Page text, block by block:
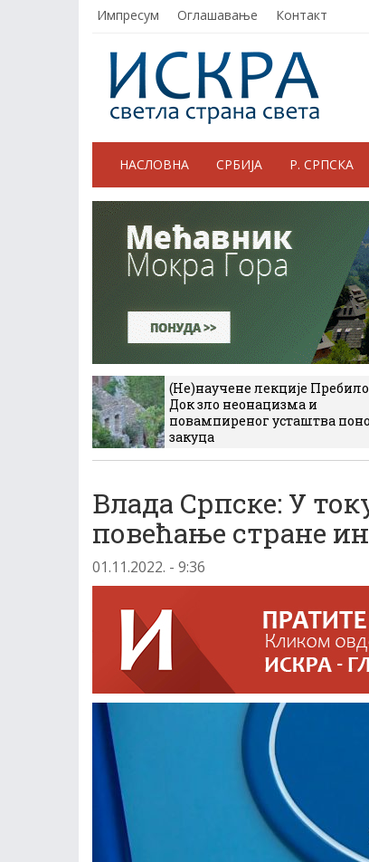
Импресум Оглашавање Контакт
НАСЛОВНА СРБИЈА Р. СРПСКА
(Не)научене лекције
Док зло неонацизма и
повампиреног усташтва
закуца
Влада Српске: У
повећање стране
01.11.2022. - 9:36